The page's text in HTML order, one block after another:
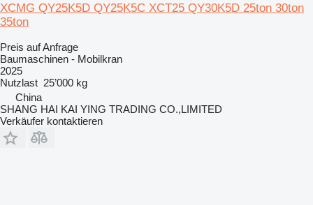
XCMG QY25K5D QY25K5C XCT25 QY30K5D 25ton 30ton
35ton
Preis auf Anfrage
Baumaschinen - Mobilkran
2025
Nutzlast 25’000 kg
China
SHANG HAI KAI YING TRADING CO.,LIMITED
Verkäufer kontaktieren